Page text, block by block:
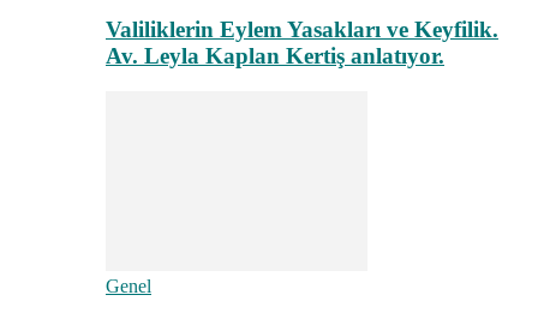
Valiliklerin Eylem Yasakları ve Keyfilik.
Av. Leyla Kaplan Kertiş anlatıyor.
Genel